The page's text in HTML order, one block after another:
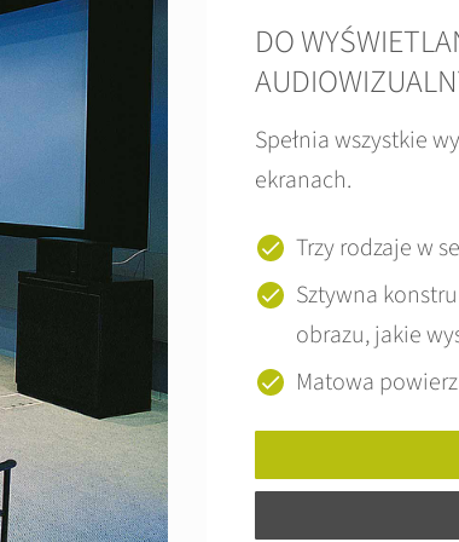
DO
Spełnia wszystkie
ekranach.
Trzy rodzaje w
Sztywna
obrazu, jakie
Matowa